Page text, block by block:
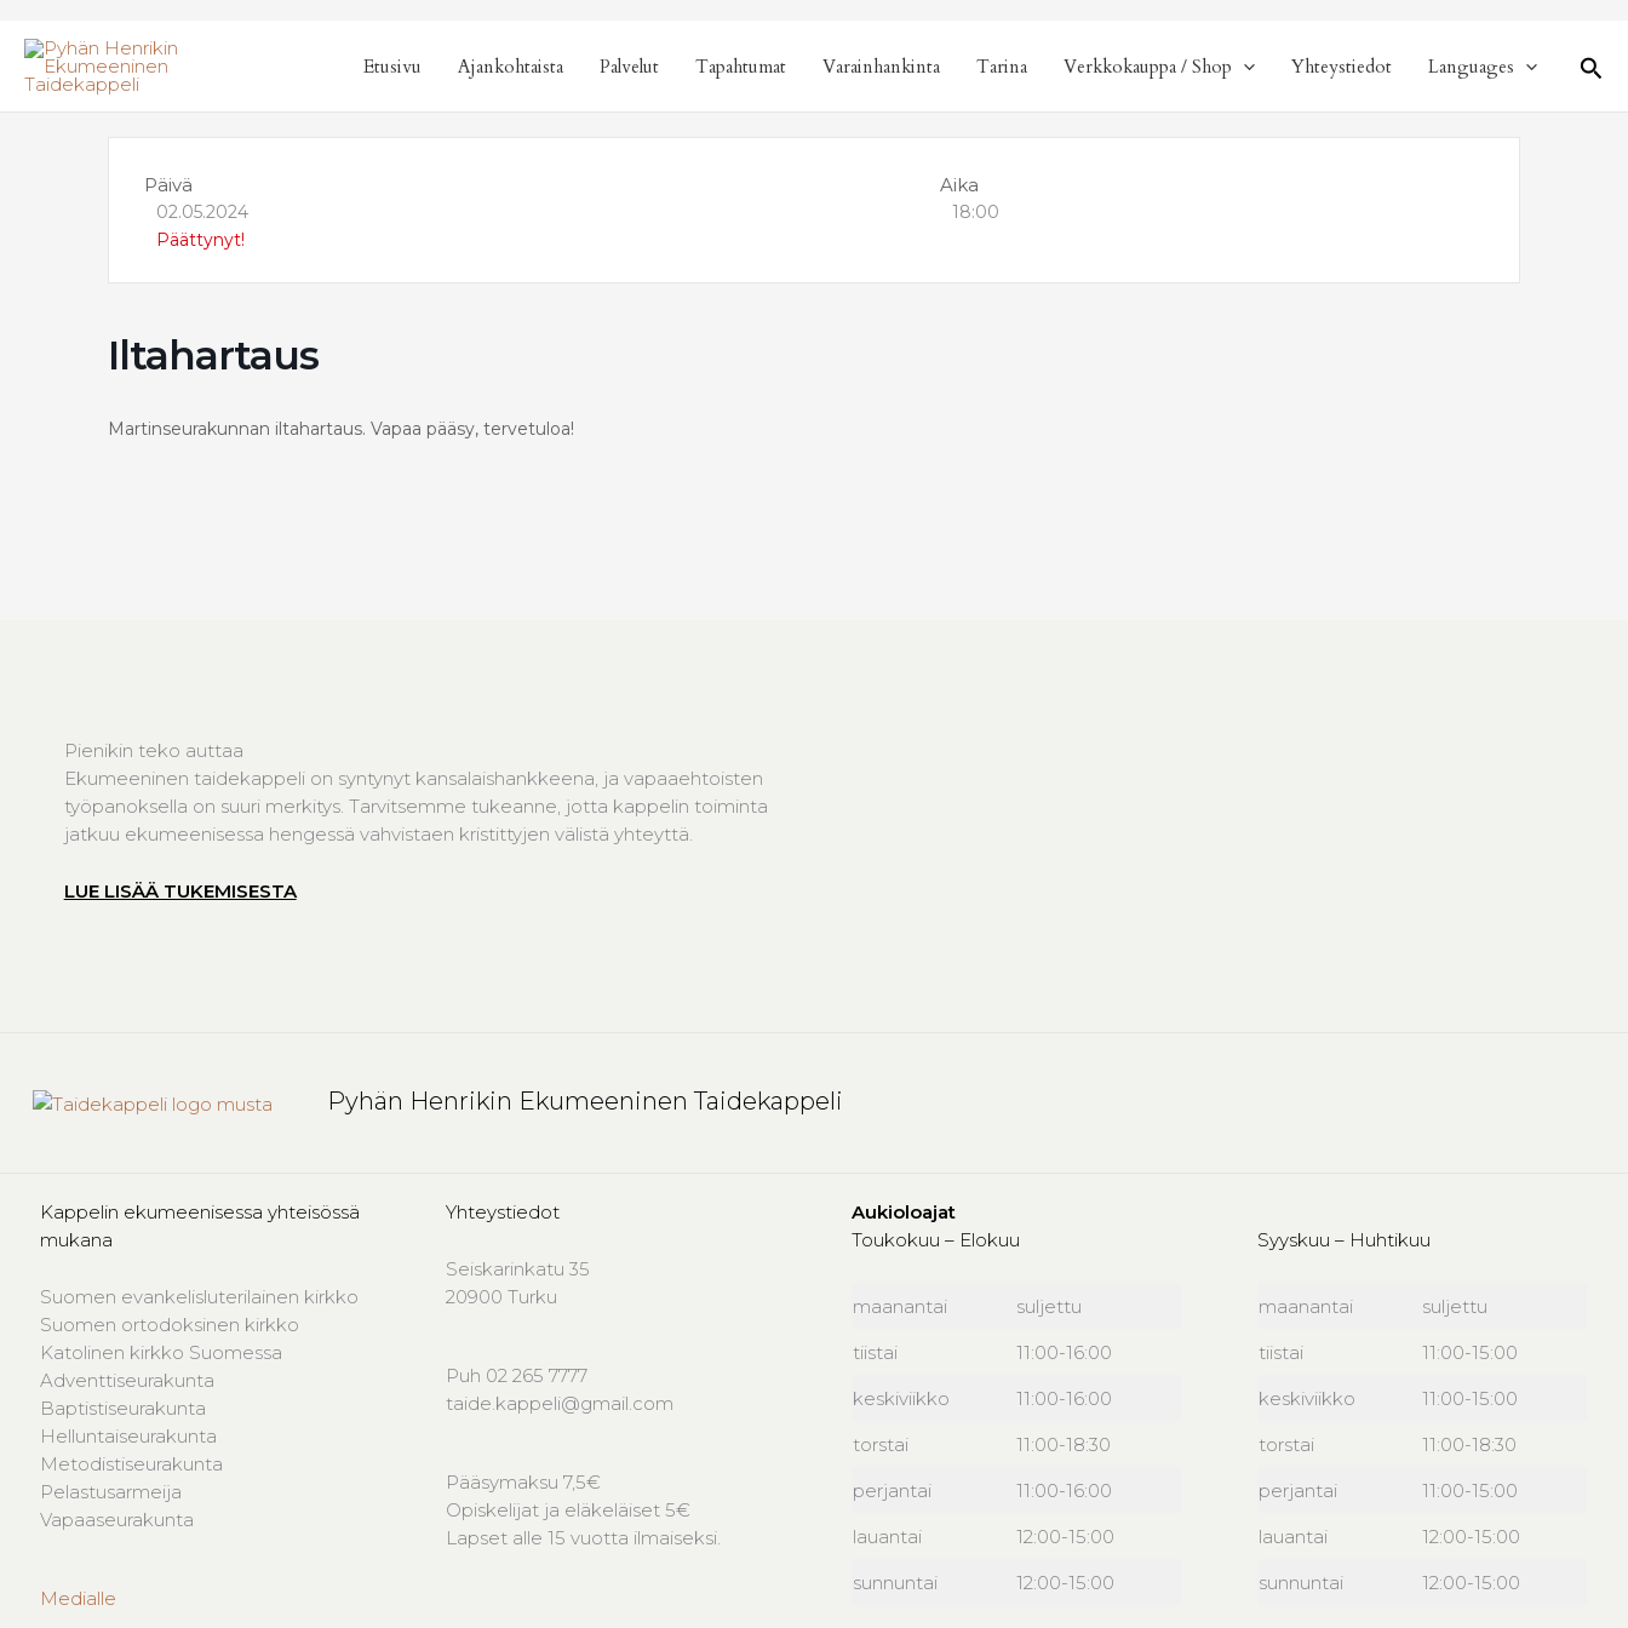
Etusivu Ajankohtaista Palvelut Tapahtumat Varainhankinta Tarina Verkkokauppa / Shop Yhteystiedot Languages Hae
Päivä
02.05.2024
Päättynyt!
Aika
18:00
Iltahartaus
Martinseurakunnan iltahartaus. Vapaa pääsy, tervetuloa!
Pienikin teko auttaa
Ekumeeninen taidekappeli on syntynyt kansalaishankkeena, ja vapaaehtoisten
työpanoksella on suuri merkitys. Tarvitsemme tukeanne, jotta kappelin toiminta
jatkuu ekumeenisessa hengessä vahvistaen kristittyjen välistä yhteyttä.
LUE LISÄÄ TUKEMISESTA
Pyhän Henrikin Ekumeeninen Taidekappeli
Kappelin ekumeenisessa yhteisössä
mukana
Suomen evankelisluterilainen kirkko
Suomen ortodoksinen kirkko
Katolinen kirkko Suomessa
Adventtiseurakunta
Baptistiseurakunta
Helluntaiseurakunta
Metodistiseurakunta
Pelastusarmeija
Vapaaseurakunta
Medialle
Yhteystiedot
Seiskarinkatu 35
20900 Turku
Puh 02 265 7777
taide.kappeli@gmail.com
Pääsymaksu 7,5€
Opiskelijat ja eläkeläiset 5€
Lapset alle 15 vuotta ilmaiseksi.
Aukioloajat
Toukokuu – Elokuu
maanantai
suljettu
tiistai
11:00-16:00
keskiviikko
11:00-16:00
torstai
11:00-18:30
perjantai
11:00-16:00
lauantai
12:00-15:00
sunnuntai
12:00-15:00
Syyskuu – Huhtikuu
maanantai
suljettu
tiistai
11:00-15:00
keskiviikko
11:00-15:00
torstai
11:00-18:30
perjantai
11:00-15:00
lauantai
12:00-15:00
sunnuntai
12:00-15:00